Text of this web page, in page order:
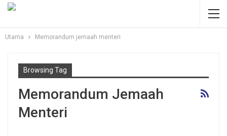
Utama Memorandum jemaah menteri
Browsing Tag
Memorandum Jemaah
Menteri